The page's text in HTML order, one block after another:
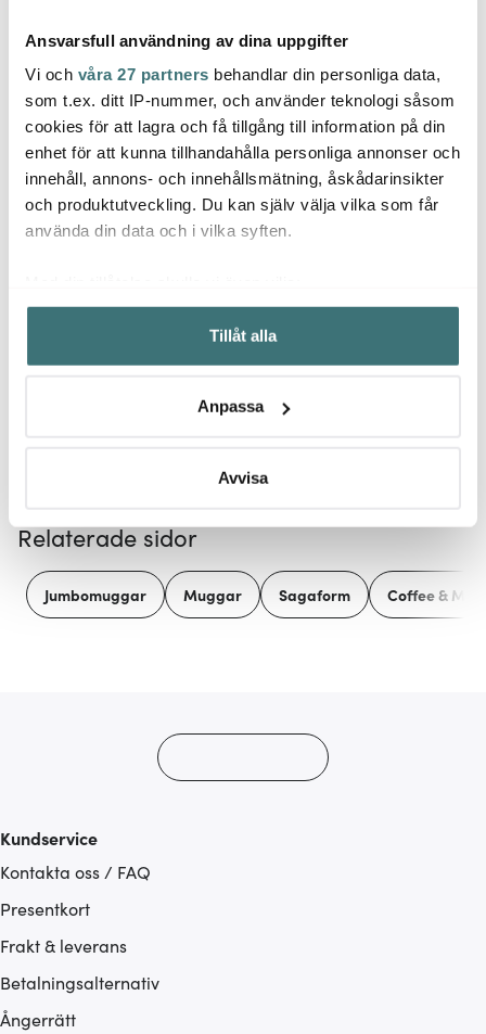
Ansvarsfull användning av dina uppgifter
Vi och våra 27 partners behandlar din personliga data,
som t.ex. ditt IP-nummer, och använder teknologi såsom
cookies för att lagra och få tillgång till information på din
enhet för att kunna tillhandahålla personliga annonser och
innehåll, annons- och innehållsmätning, åskådarinsikter
och produktutveckling. Du kan själv välja vilka som får
använda din data och i vilka syften.
Samla in information om din geografiska plats som
kan ha en noggrannhet på upp till flera meter
Identifiera din enhet genom att aktivt skanna den för
Ta reda på mer om hur dina personliga uppgifter
Du kan ändra eller dra tillbaka ditt samtycke när som
Vi använder cookies för att innehållet och annonserna
ska anpassas efter det som vi tror att du tycker om. Det
gör också att vi kan analysera vår trafik och göra
Tillåt alla
Anpassa
Avvisa
Anders Petter
Steel Essentials
Potatissticka 15,5 cm
stål/svart
39 kr
Dorre
Champagneöppnare 7
cm Silver
79 kr
Le
Låt dig inspireras av våra kunder
Relaterade sidor
Jumbomuggar Muggar Sagaform Coffee &
Kundservice
Kontakta oss / FAQ
Presentkort
Frakt & leverans
Betalningsalternativ
Ångerrätt